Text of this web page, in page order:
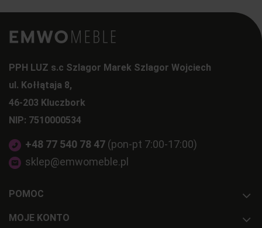
PPH LUZ s.c Szlagor Marek Szlagor Wojciech
ul. Kołłątaja 8,
46-203 Kluczbork
NIP: 7510000534
+48 77 540 78 47 (pon-pt 7:00-17:00)
sklep@emwomeble.pl
POMOC
MOJE KONTO